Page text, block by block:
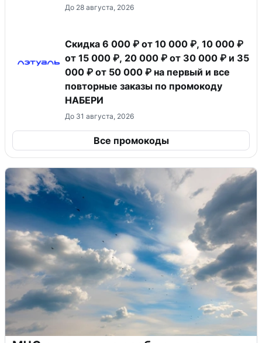
До 28 августа, 2026
Скидка 6 000 ₽ от 10 000 ₽, 10 000 ₽
от 15 000 ₽, 20 000 ₽ от 30 000 ₽ и 35
000 ₽ от 50 000 ₽ на первый и все
повторные заказы по промокоду
НАБЕРИ
До 31 августа, 2026
Все промокоды